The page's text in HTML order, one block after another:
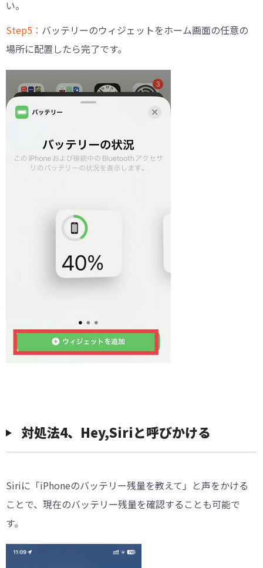
い。
Step5： バッテリーのウィジェットをホーム画面の任意の
場所に配置したら完了です。
対処法4、Hey,Siriと呼びかける
Siriに「iPhoneのバッテリー残量を教えて」と声をかける
ことで、現在のバッテリー残量を確認することも可能で
す。